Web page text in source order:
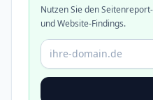
Nutzen Sie den
und Website-Findings.
Domain oder URL